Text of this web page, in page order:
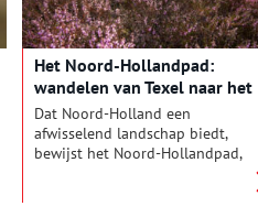
Het Noord-Hollandpad:
wandelen van Texel naar het
Gooi
Dat Noord-Holland een
afwisselend landschap biedt,
bewijst het Noord-Hollandpad,